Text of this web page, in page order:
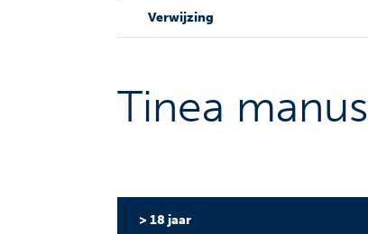
Verwijzing
Tinea manus
> 18 jaar